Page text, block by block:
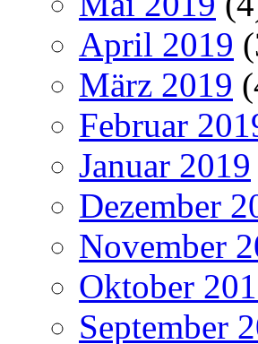
April 2019
März 2019
Februar
Januar 2019
Dezember
November
Oktober
September